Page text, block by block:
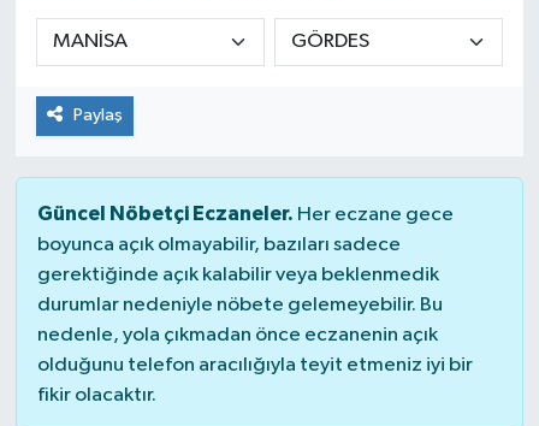
Paylaş
Güncel Nöbetçi Eczaneler. Her eczane gece
boyunca açık olmayabilir, bazıları sadece
gerektiğinde açık kalabilir veya beklenmedik
durumlar nedeniyle nöbete gelemeyebilir. Bu
nedenle, yola çıkmadan önce eczanenin açık
olduğunu telefon aracılığıyla teyit etmeniz iyi bir
fikir olacaktır.
Siyaset
Spor